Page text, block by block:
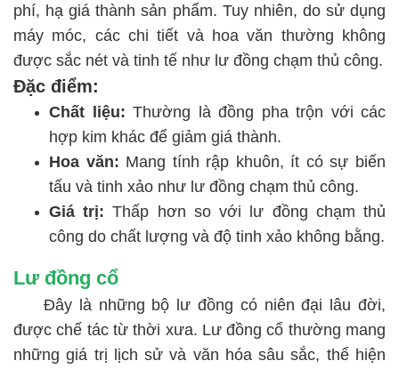
phí, hạ giá thành sản phẩm. Tuy nhiên, do sử dụng
máy móc, các chi tiết và hoa văn thường không
được sắc nét và tinh tế như lư đồng chạm thủ công.
Đặc điểm:
Chất liệu: Thường là đồng pha trộn với các
hợp kim khác để giảm giá thành.
Hoa văn: Mang tính rập khuôn, ít có sự biến
tấu và tinh xảo như lư đồng chạm thủ công.
Giá trị:Thấp hơn so với lư đồng chạm thủ
công do chất lượng và độ tinh xảo không bằng.
Lư đồng cổ
Đây là những bộ lư đồng có niên đại lâu đời,
được chế tác từ thời xưa. Lư đồng cổ thường mang
những giá trị lịch sử và văn hóa sâu sắc, thể hiện